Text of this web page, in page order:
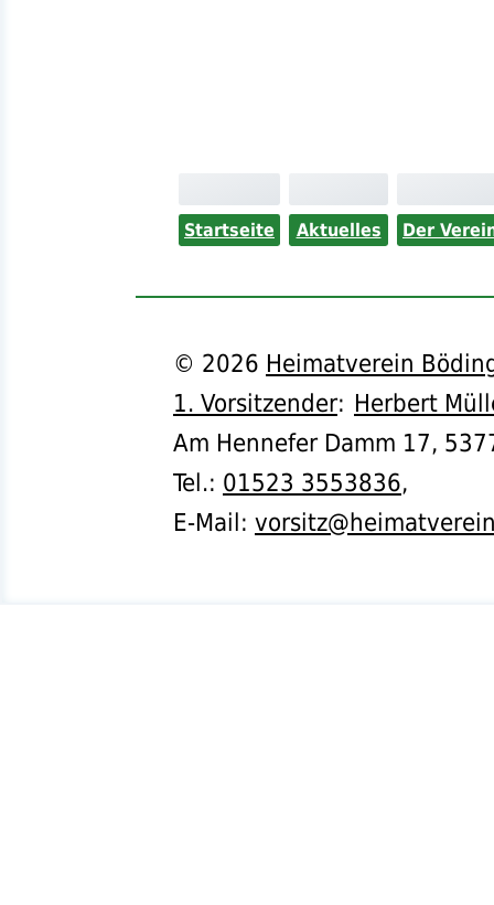
Startseite Aktuelles Der
© 2026 Heimatverein
1. Vorsitzender: Herbert
Am Hennefer Damm 17,
Tel.: 01523 3553836,
E-Mail: